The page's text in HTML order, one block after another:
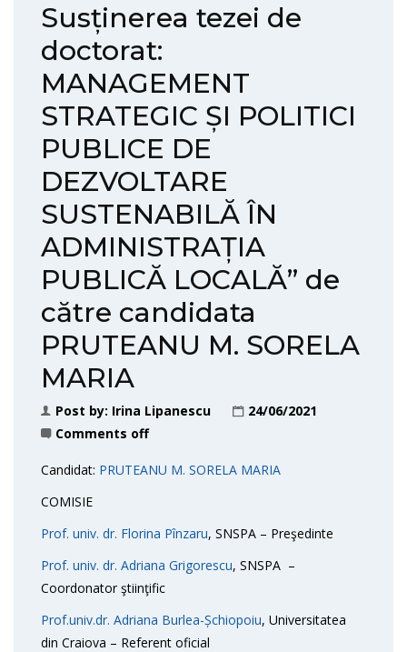
Susținerea tezei de
doctorat:
MANAGEMENT
STRATEGIC ȘI POLITICI
PUBLICE DE
DEZVOLTARE
SUSTENABILĂ ÎN
ADMINISTRAȚIA
PUBLICĂ LOCALĂ” de
către candidata
PRUTEANU M. SORELA
MARIA
Post by: Irina Lipanescu
24/06/2021
Comments off
Candidat: PRUTEANU M. SORELA MARIA
COMISIE
Prof. univ. dr. Florina Pînzaru, SNSPA – Preşedinte
Prof. univ. dr. Adriana Grigorescu, SNSPA –
Coordonator ştiinţific
Prof.univ.dr. Adriana Burlea-Șchiopoiu, Universitatea
din Craiova – Referent oficial